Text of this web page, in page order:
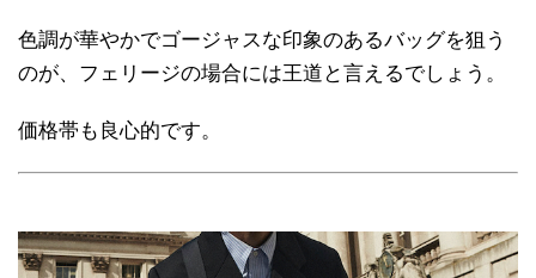
色調が華やかでゴージャスな印象のあるバッグを狙う
のが、フェリージの場合には王道と言えるでしょう。
価格帯も良心的です。